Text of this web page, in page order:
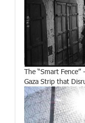
The “Smart
Gaza Strip that